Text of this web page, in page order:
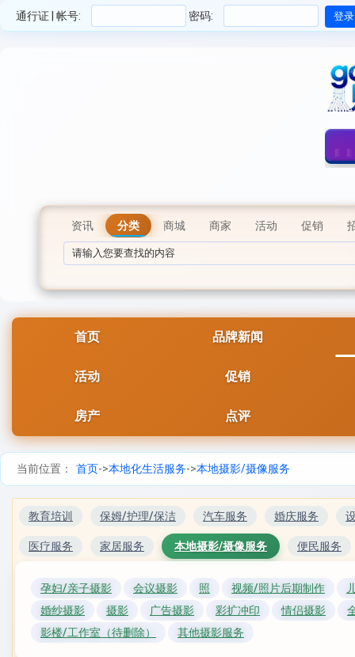
通行证 | 帐号: 密码:
资讯 分类 商城 商家 活动 促销
首页 品牌新闻
活动 促销
房产 点评
当前位置： 首页->本地化生活服务->本地摄影/摄像服务
教育培训 保姆/护理/保洁 汽车服务 婚庆服务
医疗服务 家居服务 本地摄影/摄像服务 便民服务
孕妇/亲子摄影 会议摄影 照 视频/照片后期制作
婚纱摄影
摄影 广告摄影 彩扩冲印 情侣摄影
影楼/工作室（待删除）
其他摄影服务